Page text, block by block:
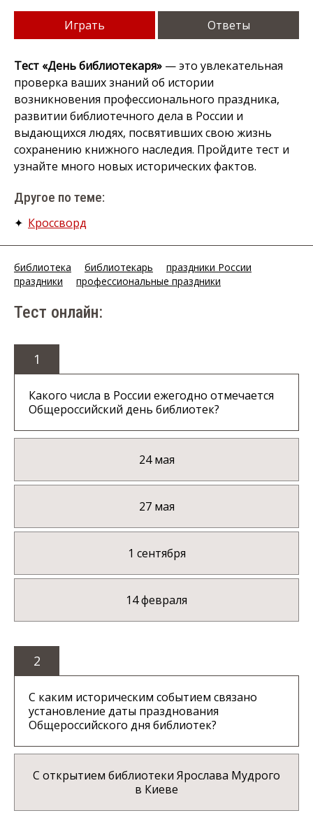
Играть Ответы
Тест «День библиотекаря» — это увлекательная
проверка ваших знаний об истории
возникновения профессионального праздника,
развитии библиотечного дела в России и
выдающихся людях, посвятивших свою жизнь
сохранению книжного наследия. Пройдите тест и
узнайте много новых исторических фактов.
Другое по теме:
✦ Кроссворд
библиотека библиотекарь
праздники России
праздники
профессиональные праздники
Тест онлайн:
1
Какого числа в России ежегодно отмечается
Общероссийский день библиотек?
24 мая
27 мая
1 сентября
14 февраля
2
С каким историческим событием связано
установление даты празднования
Общероссийского дня библиотек?
С открытием библиотеки Ярослава Мудрого
в Киеве